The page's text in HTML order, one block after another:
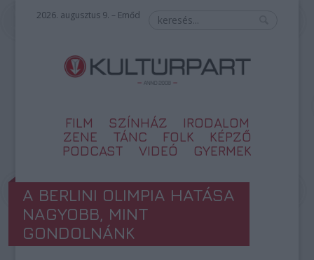
2026. augusztus 9. – Emőd
FILM SZÍNHÁZ
IRODALOM
ZENE
TÁNC FOLK
KÉPZŐ
PODCAST
VIDEÓ GYERMEK
A BERLINI OLIMPIA HATÁSA
NAGYOBB, MINT
GONDOLNÁNK